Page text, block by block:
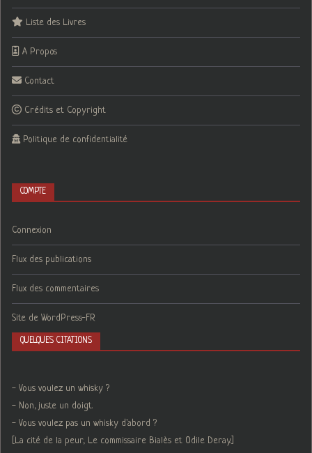
Liste des Livres
A Propos
Contact
Crédits et Copyright
Politique de confidentialité
COMPTE
Connexion
Flux des publications
Flux des commentaires
Site de WordPress-FR
QUELQUES CITATIONS
- Vous voulez un whisky ?
- Non, juste un doigt.
- Vous voulez pas un whisky d'abord ?
[La cité de la peur, Le commissaire Bialès et Odile Deray.]